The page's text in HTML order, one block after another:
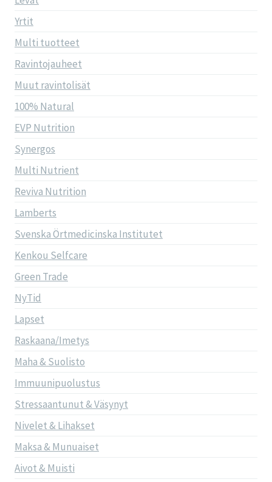
Yrtit
Multi tuotteet
Ravintojauheet
Muut ravintolisät
100% Natural
EVP Nutrition
Synergos
Multi Nutrient
Reviva Nutrition
Lamberts
Svenska Örtmedicinska Institutet
Kenkou Selfcare
Green Trade
NyTid
Lapset
Raskaana/Imetys
Maha & Suolisto
Immuunipuolustus
Stressaantunut & Väsynyt
Nivelet & Lihakset
Maksa & Munuaiset
Aivot & Muisti